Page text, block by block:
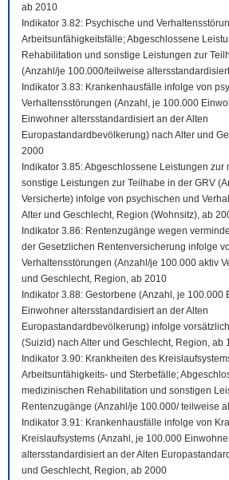
ab 2010
Indikator 3.82: Psychische und
Arbeitsunfähigkeitsfälle; Abgeschlossene
Rehabilitation und sonstige Leistungen zur
(Anzahl/je 100.000/teilweise
Indikator 3.83: Krankenhausfälle infolge von
Verhaltensstörungen (Anzahl, je 100.000
Einwohner altersstandardisiert an der Alten
Europastandardbevölkerung) nach Alter und
2000
Indikator 3.85: Abgeschlossene Leistungen zur
sonstige Leistungen zur Teilhabe in der GRV
Versicherte) infolge von psychischen und
Alter und Geschlecht, Region (Wohnsitz), ab
Indikator 3.86: Rentenzugänge wegen
der Gesetzlichen Rentenversicherung infolge
Verhaltensstörungen (Anzahl/je 100.000 aktiv
und Geschlecht, Region, ab 2010
Indikator 3.88: Gestorbene (Anzahl, je 100.000
Einwohner altersstandardisiert an der Alten
Europastandardbevölkerung) infolge
(Suizid) nach Alter und Geschlecht, Region, ab
Indikator 3.90: Krankheiten des
Arbeitsunfähigkeits- und Sterbefälle;
medizinischen Rehabilitation und sonstigen
Rentenzugänge (Anzahl/je 100.000/ teilweise
Indikator 3.91: Krankenhausfälle infolge von
Kreislaufsystems (Anzahl, je 100.000
altersstandardisiert an der Alten
und Geschlecht, Region, ab 2000